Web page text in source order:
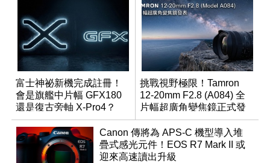
富士神祕新機完成註冊！
會是旗艦中片幅 GFX180
還是復古旁軸 X-Pro4？
挑戰視野極限！Tamron
12-20mm F2.8 (A084) 全
片幅超廣角變焦鏡正式發
表
Canon 傳將為 APS-C 機型導入堆
疊式感光元件！EOS R7 Mark II 或
迎來高速讀出升級